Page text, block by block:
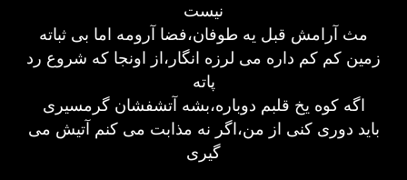
نیست
مث آرامش قبل یه طوفان،فضا آرومه اما بی ثباته
زمین کم کم داره می لرزه انگار،از اونجا که شروع رد
پاته
اگه کوه یخ قلبم دوباره،بشه آتشفشان گرمسیری
باید دوری کنی از من،اگر نه مذابت می کنم آتیش می
گیری